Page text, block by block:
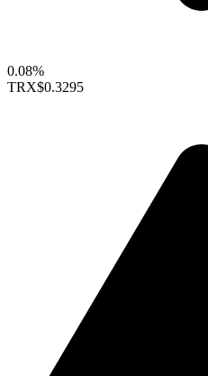
0.08%
TRX$0.3295